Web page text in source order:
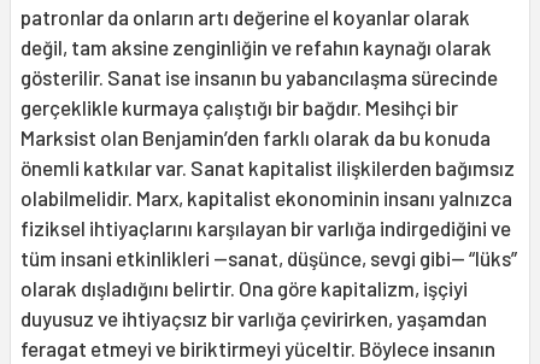
patronlar da onların artı değerine el koyanlar olarak
değil, tam aksine zenginliğin ve refahın kaynağı olarak
gösterilir. Sanat ise insanın bu yabancılaşma sürecinde
gerçeklikle kurmaya çalıştığı bir bağdır. Mesihçi bir
Marksist olan Benjamin’den farklı olarak da bu konuda
önemli katkılar var. Sanat kapitalist ilişkilerden bağımsız
olabilmelidir. Marx, kapitalist ekonominin insanı yalnızca
fiziksel ihtiyaçlarını karşılayan bir varlığa indirgediğini ve
tüm insani etkinlikleri —sanat, düşünce, sevgi gibi— “lüks”
olarak dışladığını belirtir. Ona göre kapitalizm, işçiyi
duyusuz ve ihtiyaçsız bir varlığa çevirirken, yaşamdan
feragat etmeyi ve biriktirmeyi yüceltir. Böylece insanın